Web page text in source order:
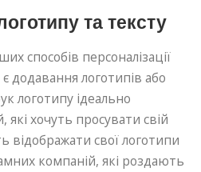
та тексту
способів персоналізації
додавання логотипів або
логотипу ідеально
які хочуть просувати свій
відображати свої логотипи
компаній, які роздають